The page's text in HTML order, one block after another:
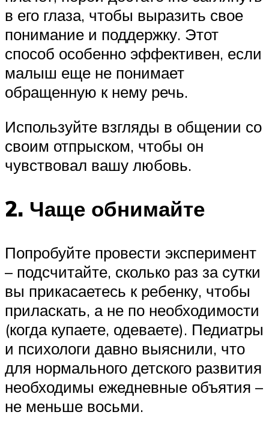
в его глаза, чтобы выразить свое
понимание и поддержку. Этот
способ особенно эффективен, если
малыш еще не понимает
обращенную к нему речь.
Используйте взгляды в общении со
своим отпрыском, чтобы он
чувствовал вашу любовь.
2. Чаще обнимайте
Попробуйте провести эксперимент
– подсчитайте, сколько раз за сутки
вы прикасаетесь к ребенку, чтобы
приласкать, а не по необходимости
(когда купаете, одеваете). Педиатры
и психологи давно выяснили, что
для нормального детского развития
необходимы ежедневные объятия –
не меньше восьми.